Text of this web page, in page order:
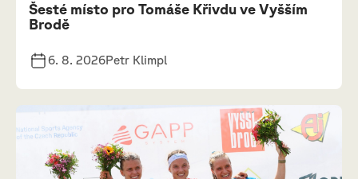
Šesté místo pro Tomáše Křivdu ve Vyšším
Brodě
6. 8. 2026Petr Klimpl